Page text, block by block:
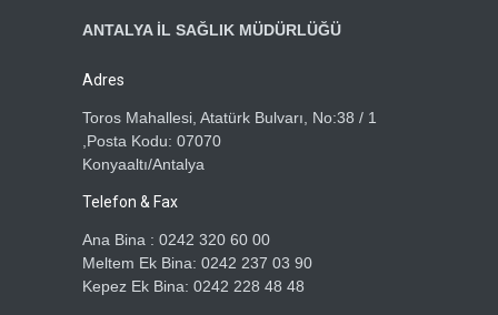
ANTALYA İL SAĞLIK MÜDÜRLÜĞÜ
Adres
Toros Mahallesi, Atatürk Bulvarı, No:38 / 1
,Posta Kodu: 07070
Konyaaltı/Antalya
Telefon & Fax
Ana Bina : 0242 320 60 00
Meltem Ek Bina: 0242 237 03 90
Kepez Ek Bina: 0242 228 48 48